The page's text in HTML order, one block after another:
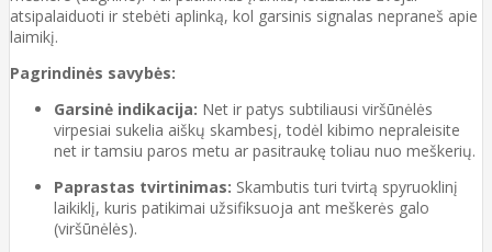
atsipalaiduoti ir stebėti aplinką, kol garsinis signalas nepraneš apie
laimikį.
Pagrindinės savybės:
Garsinė indikacija: Net ir patys subtiliausi viršūnėlės
virpesiai sukelia aiškų skambesį, todėl kibimo nepraleisite
net ir tamsiu paros metu ar pasitraukę toliau nuo meškerių.
Paprastas tvirtinimas: Skambutis turi tvirtą spyruoklinį
laikiklį, kuris patikimai užsifiksuoja ant meškerės galo
(viršūnėlės).